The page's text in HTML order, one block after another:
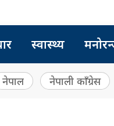
स्वास्थ्य
नेपाल नेपाली काँग्रेस